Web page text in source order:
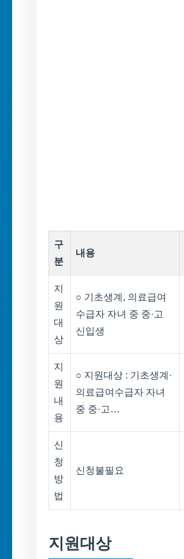
구
분
내용
지
원
대
상
○ 기초생계, 의료급여
수급자 자녀 중 중·고
신입생
지
원
내
용
○ 지원대상 : 기초생계·
의료급여수급자 자녀
중 중·고…
신
청
방
법
신청불필요
지원대상